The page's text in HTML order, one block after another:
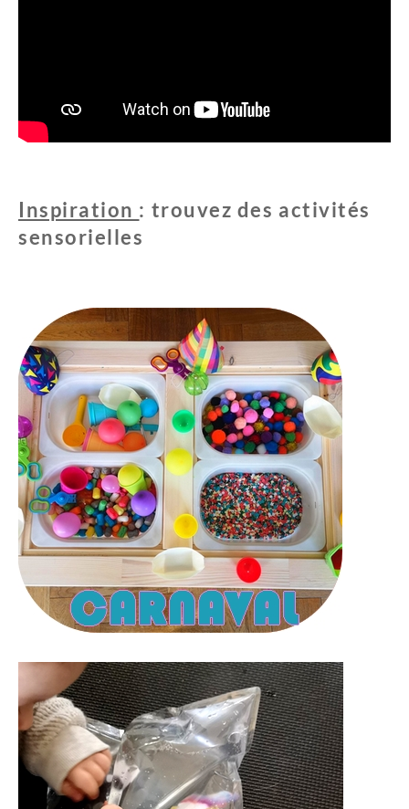
Inspiration : trouvez des activités
sensorielles